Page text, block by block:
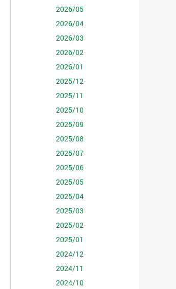
2026/05
2026/04
2026/03
2026/02
2026/01
2025/12
2025/11
2025/10
2025/09
2025/08
2025/07
2025/06
2025/05
2025/04
2025/03
2025/02
2025/01
2024/12
2024/11
2024/10